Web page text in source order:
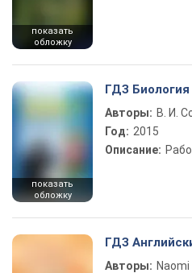
показать
обложку
показать
обложку
ГДЗ Биология
Авторы: В. И.
Год: 2015
Описание:
ГДЗ
Авторы: